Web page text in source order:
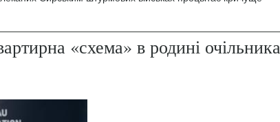
«схема» в родині очільника